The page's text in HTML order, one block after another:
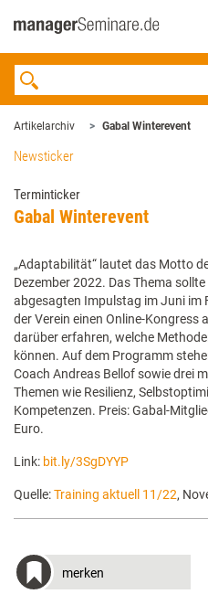
Artikelarchiv Gabal Winterevent
Newsticker
Terminticker
Gabal Winterevent
„Adaptabilität“ lautet das Motto
Dezember 2022. Das Thema
abgesagten Impulstag im Juni im
der Verein einen Online-Kongress
darüber erfahren, welche
können. Auf dem Programm
Coach Andreas Bellof sowie drei
Themen wie Resilienz,
Kompetenzen. Preis: Gabal-
Euro.
Link: bit.ly/3SgDYYP
Quelle:Training aktuell 11/22,
merken